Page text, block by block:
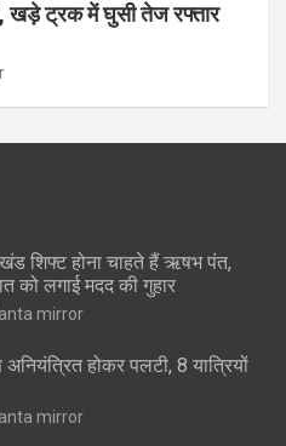
खड़े ट्रक में घुसी तेज रफ्तार
शिफ्ट होना चाहते हैं ऋषभ पंत,
को लगाई मदद की गुहार
mirror
होकर पलटी, 8 यात्रियों
mirror